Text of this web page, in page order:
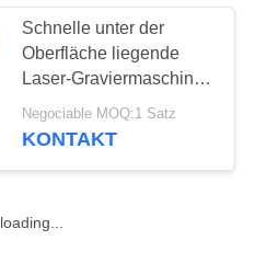
Schnelle unter der
Oberfläche liegende
Laser-Graviermaschine
einzelnes 220V oder
120V des Scanner-3D
Negociable MOQ:1 Satz
KONTAKT
loading...